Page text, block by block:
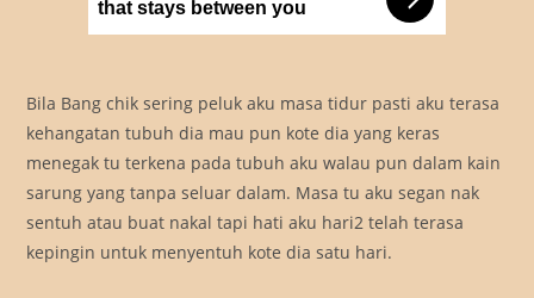
that stays between you
Bila Bang chik sering peluk aku masa tidur pasti aku terasa
kehangatan tubuh dia mau pun kote dia yang keras
menegak tu terkena pada tubuh aku walau pun dalam kain
sarung yang tanpa seluar dalam. Masa tu aku segan nak
sentuh atau buat nakal tapi hati aku hari2 telah terasa
kepingin untuk menyentuh kote dia satu hari.